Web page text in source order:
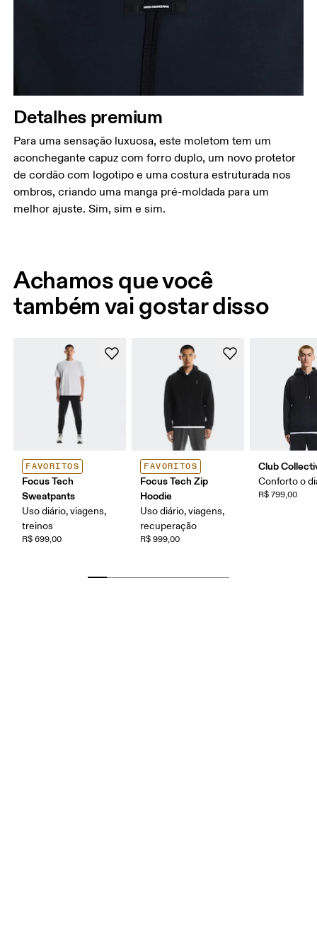
Detalhes premium
Para uma sensação luxuosa, este moletom tem um
aconchegante capuz com forro duplo, um novo protetor
de cordão com logotipo e uma costura estruturada nos
ombros, criando uma manga pré-moldada para um
melhor ajuste. Sim, sim e sim.
Achamos que você
também vai gostar disso
FAVORITOS
Focus Tech
Sweatpants
Uso diário, viagens,
treinos
R$ 699,00
FAVORITOS
Focus Tech Zip
Hoodie
Uso diário, viagens,
recuperação
R$ 999,00
Club
Conforto o
R$ 799,00